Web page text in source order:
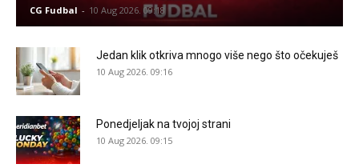
CG Fudbal - 10 Aug 2026. 09:18
Jedan klik otkriva mnogo više nego što očekuješ
10 Aug 2026. 09:16
Ponedjeljak na tvojoj strani
10 Aug 2026. 09:15